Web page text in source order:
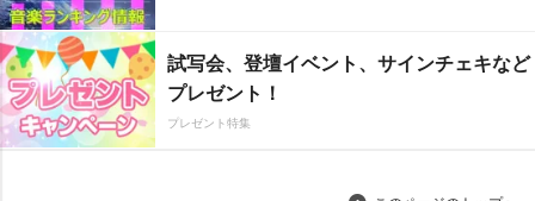
試写会、登壇イベント、サインチェキなど
プレゼント！
プレゼント特集